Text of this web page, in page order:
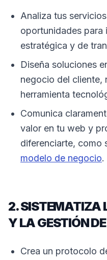
Analiza tus
oportunidades para
estratégica y de
Diseña soluciones
negocio del cliente,
herramienta
Comunica
valor en tu web y
diferenciarte, como
modelo de negocio.
2. SISTEMATIZA
Y LA GESTIÓN
Crea un protocolo